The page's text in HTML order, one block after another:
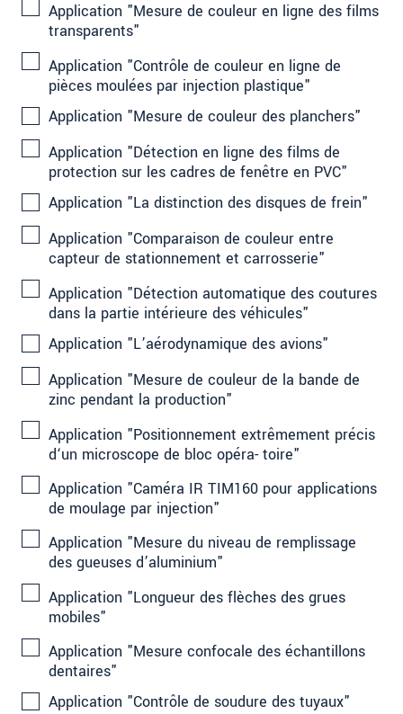
Application "Mesure de couleur en ligne des films
transparents"
Application "Contrôle de couleur en ligne de
pièces moulées par injection plastique"
Application "Mesure de couleur des planchers"
Application "Détection en ligne des films de
protection sur les cadres de fenêtre en PVC"
Application "La distinction des disques de frein"
Application "Comparaison de couleur entre
capteur de stationnement et carrosserie"
Application "Détection automatique des coutures
dans la partie intérieure des véhicules"
Application "L’aérodynamique des avions"
Application "Mesure de couleur de la bande de
zinc pendant la production"
Application "Positionnement extrêmement précis
d‘un microscope de bloc opéra- toire"
Application "Caméra IR TIM160 pour applications
de moulage par injection"
Application "Mesure du niveau de remplissage
des gueuses d’aluminium"
Application "Longueur des flèches des grues
mobiles"
Application "Mesure confocale des échantillons
dentaires"
Application "Contrôle de soudure des tuyaux"